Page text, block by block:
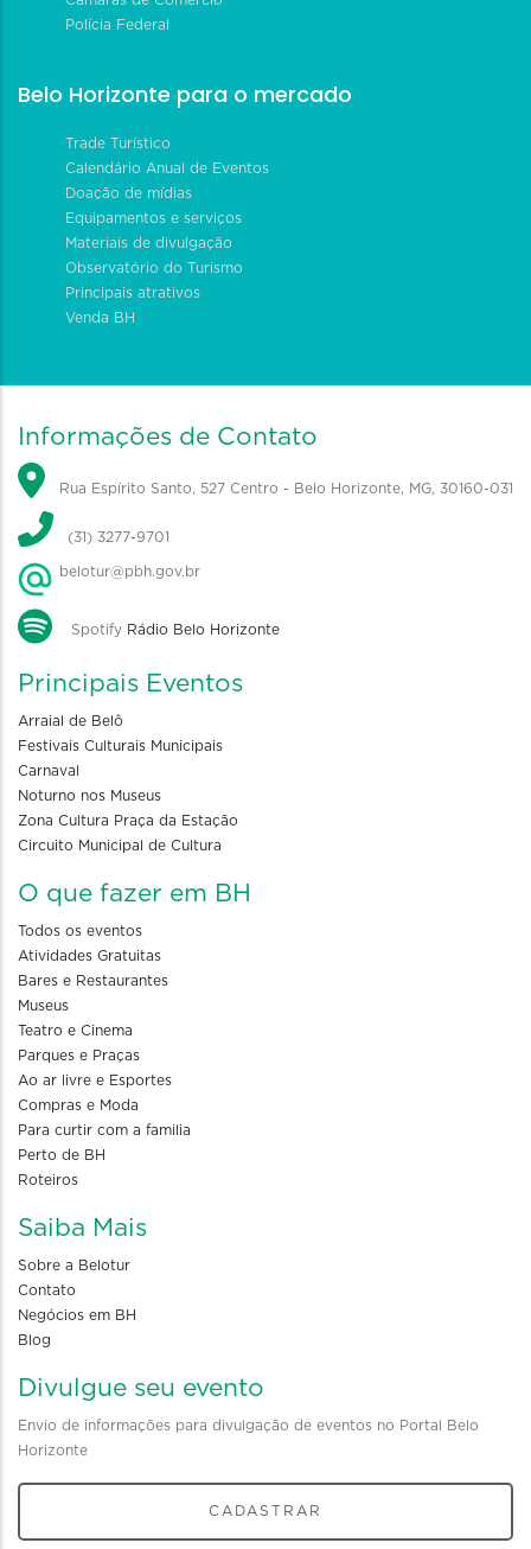
Polícia Federal
Belo Horizonte para o mercado
Trade Turístico
Calendário Anual de Eventos
Doação de mídias
Equipamentos e serviços
Materiais de divulgação
Observatório do Turismo
Principais atrativos
Venda BH
Informações de Contato
Rua Espírito Santo, 527 Centro - Belo Horizonte, MG, 30160-031
(31) 3277-9701
belotur@pbh.gov.br
Spotify Rádio Belo Horizonte
Principais Eventos
Arraial de Belô
Festivais Culturais Municipais
Carnaval
Noturno nos Museus
Zona Cultura Praça da Estação
Circuito Municipal de Cultura
O que fazer em BH
Todos os eventos
Atividades Gratuitas
Bares e Restaurantes
Museus
Teatro e Cinema
Parques e Praças
Ao ar livre e Esportes
Compras e Moda
Para curtir com a familia
Perto de BH
Roteiros
Saiba Mais
Sobre a Belotur
Contato
Negócios em BH
Blog
Divulgue seu evento
Envio de informações para divulgação de eventos no Portal Belo
Horizonte
CADASTRAR